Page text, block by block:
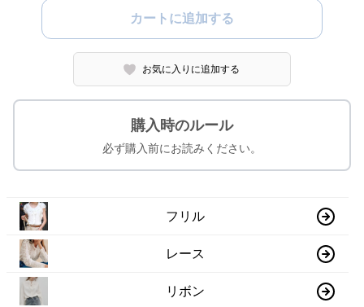
カートに追加する
お気に入りに追加する
購入時のルール
必ず購入前にお読みください。
フリル
レース
リボン